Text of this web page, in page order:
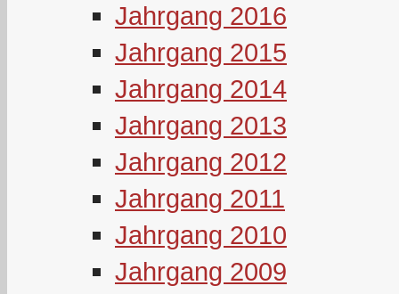
Jahrgang 2016
Jahrgang 2015
Jahrgang 2014
Jahrgang 2013
Jahrgang 2012
Jahrgang 2011
Jahrgang 2010
Jahrgang 2009